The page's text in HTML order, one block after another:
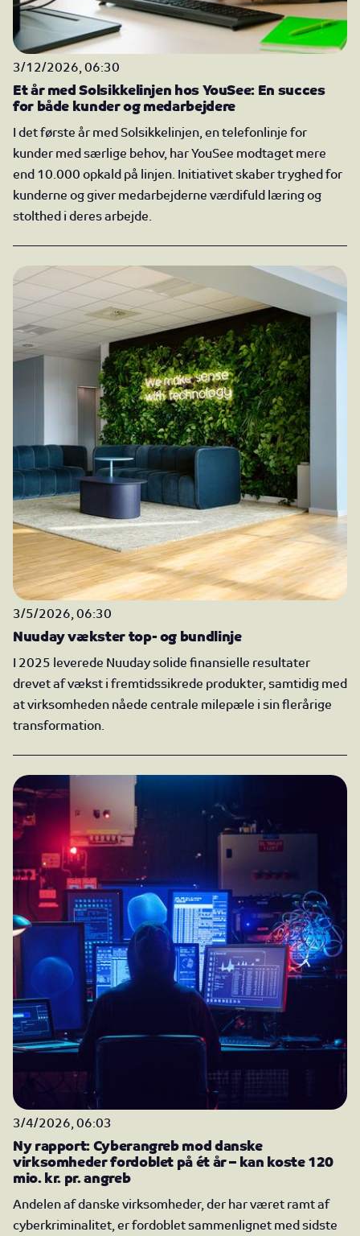
Et år med Solsikkelinjen hos YouSee: En succes
for både kunder og medarbejdere
3/12/2026, 06:30
I det første år med Solsikkelinjen, en telefonlinje for
kunder med særlige behov, har YouSee modtaget mere
end 10.000 opkald på linjen. Initiativet skaber tryghed for
kunderne og giver medarbejderne værdifuld læring og
stolthed i deres arbejde.
Nuuday vækster top- og bundlinje
3/5/2026, 06:30
I 2025 leverede Nuuday solide finansielle resultater
drevet af vækst i fremtidssikrede produkter, samtidig med
at virksomheden nåede centrale milepæle i sin flerårige
transformation.
Ny rapport: Cyberangreb mod danske
virksomheder fordoblet på ét år – kan koste 120
mio. kr. pr. angreb
3/4/2026, 06:03
Andelen af danske virksomheder, der har været ramt af
cyberkriminalitet, er fordoblet sammenlignet med sidste